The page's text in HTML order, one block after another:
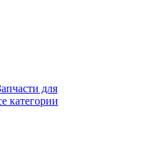
для
категории